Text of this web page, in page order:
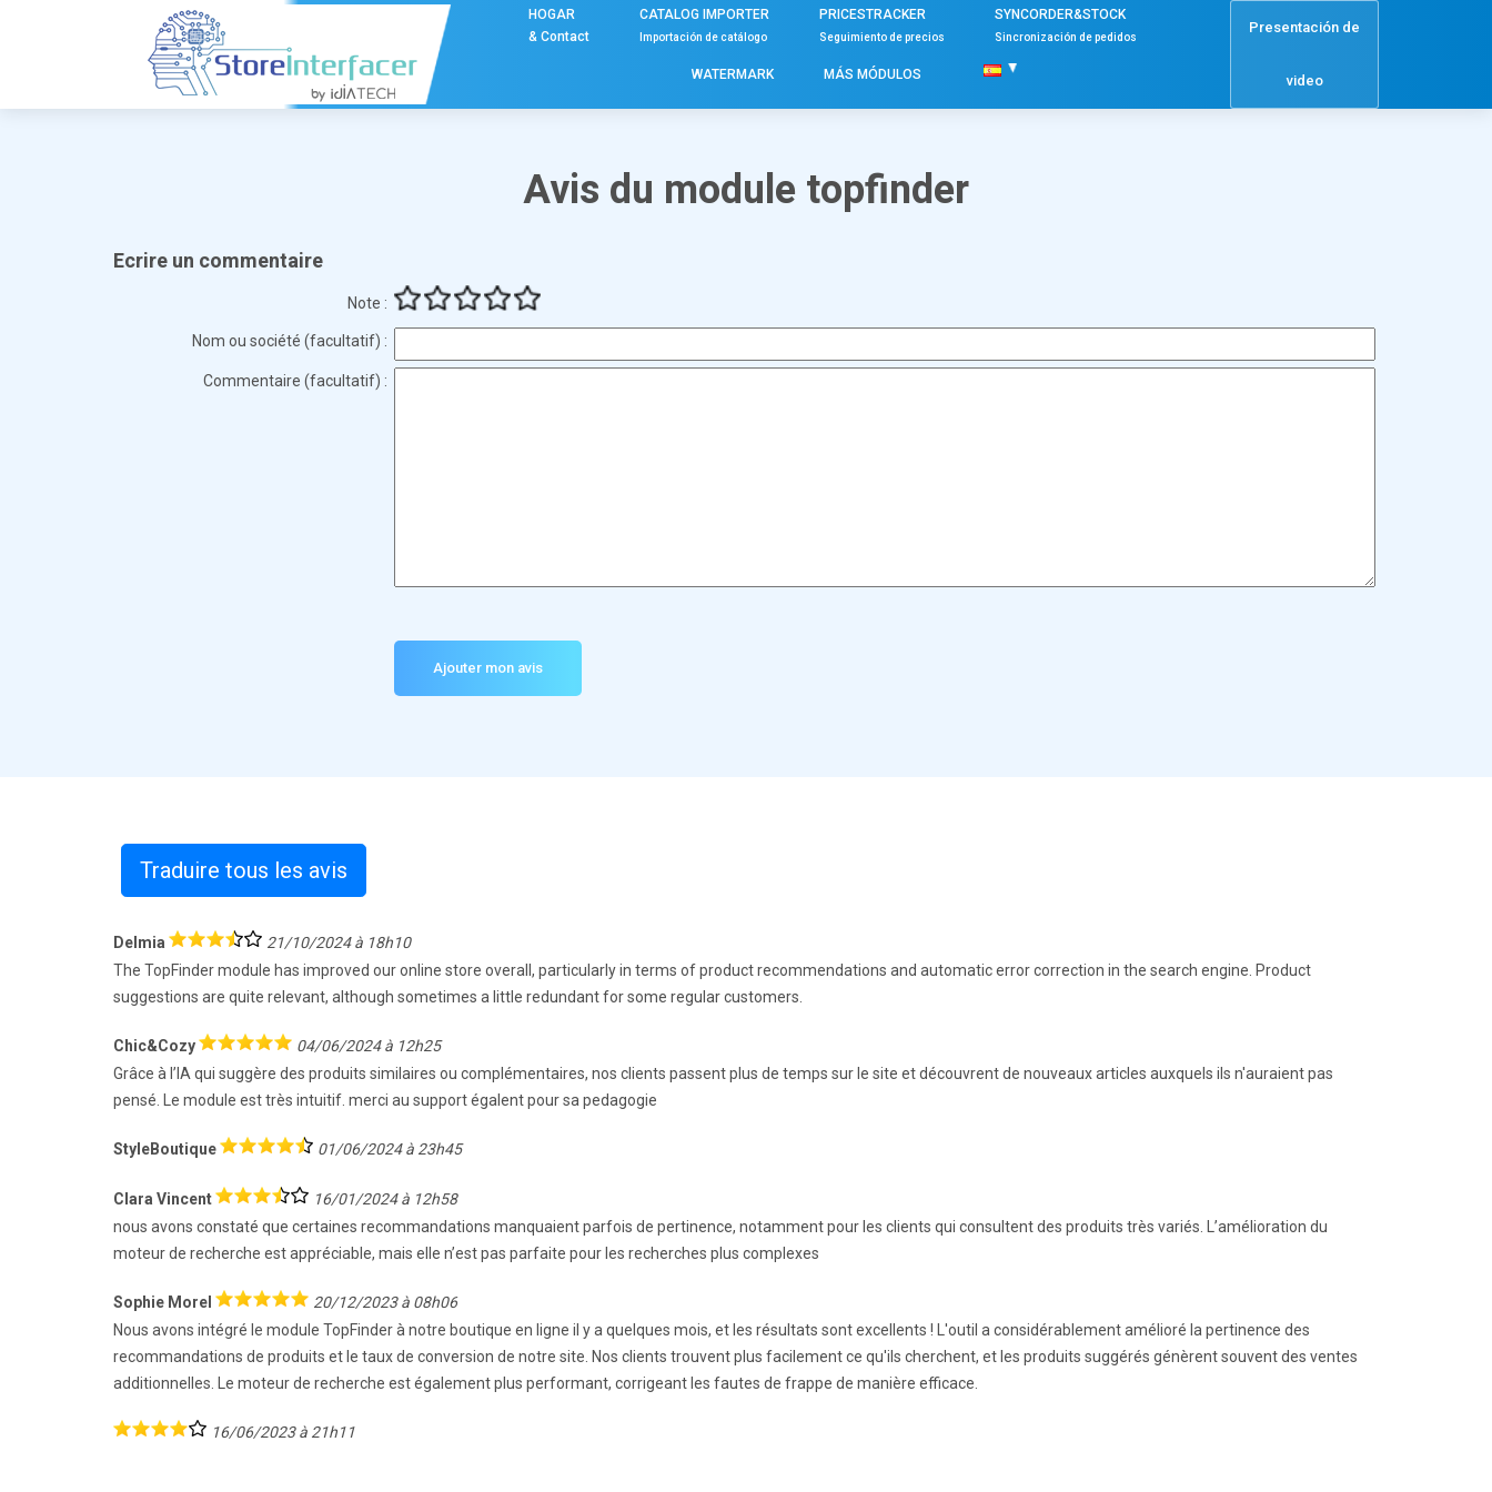
HOGAR
& Contact
CATALOG IMPORTER
Importación de catálogo
PRICESTRACKER
Seguimiento de precios
SYNCORDER&STOCK
Sincronización de pedidos
WATERMARK MÁS MÓDULOS
Presentación de
video
Avis du module topfinder
Ecrire un commentaire
Note :
Nom ou société (facultatif) :
Commentaire (facultatif) :
Traduire tous les avis
Delmia
21/10/2024 à 18h10
The TopFinder module has improved our online store overall, particularly in terms of product recommendations and automatic error correction in the search engine. Product
suggestions are quite relevant, although sometimes a little redundant for some regular customers.
Chic&Cozy
04/06/2024 à 12h25
Grâce à l’IA qui suggère des produits similaires ou complémentaires, nos clients passent plus de temps sur le site et découvrent de nouveaux articles auxquels ils n'auraient pas
pensé. Le module est très intuitif. merci au support égalent pour sa pedagogie
StyleBoutique 01/06/2024 à 23h45
Clara Vincent
16/01/2024 à 12h58
nous avons constaté que certaines recommandations manquaient parfois de pertinence, notamment pour les clients qui consultent des produits très variés. L’amélioration du
moteur de recherche est appréciable, mais elle n’est pas parfaite pour les recherches plus complexes
Sophie Morel
20/12/2023 à 08h06
Nous avons intégré le module TopFinder à notre boutique en ligne il y a quelques mois, et les résultats sont excellents ! L'outil a considérablement amélioré la pertinence des
recommandations de produits et le taux de conversion de notre site. Nos clients trouvent plus facilement ce qu'ils cherchent, et les produits suggérés génèrent souvent des ventes
additionnelles. Le moteur de recherche est également plus performant, corrigeant les fautes de frappe de manière efficace.
16/06/2023 à 21h11